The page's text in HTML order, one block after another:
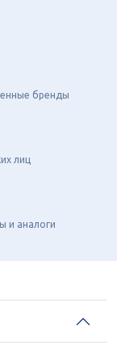
бренды
лиц
и аналоги